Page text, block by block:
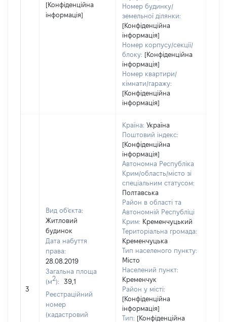
[Конфіденційна
інформація]
Номер будинку/
земельної ділянки:
[Конфіденційна
інформація]
Номер корпусу/секції/
блоку: [Конфіденційна
інформація]
Номер квартири/
кімнати/гаражу:
[Конфіденційна
інформація]
3
Вид об'єкта:
Житловий
будинок
Дата набуття
права:
28.08.2019
Загальна площа
(м2):
39,1
Реєстраційний
номер
(кадастровий
Країна: Україна
Поштовий індекс:
[Конфіденційна
інформація]
Автономна Республіка
Крим/область/місто зі
спеціальним статусом:
Полтавська
Район в області та
Автономній Республіці
Крим: Кременчуцький
Територіальна громада:
Кременчуцька
Тип населеного пункту:
Місто
Населений пункт:
Кременчук
Район у місті:
[Конфіденційна
інформація]
Тип: [Конфіденційна